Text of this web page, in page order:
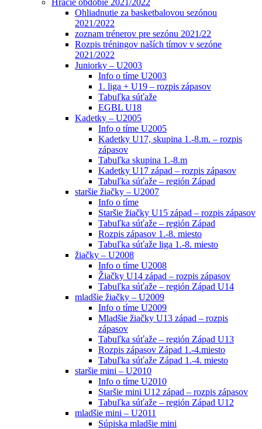
Ohliadnutie za basketbalovou sezónou
2021/2022
zoznam trénerov pre sezónu 2021/22
Rozpis tréningov naších tímov v sezóne
2021/2022
Juniorky – U2003
Info o tíme U2003
1. liga + U19 – rozpis zápasov
Tabuľka súťaže
EGBL U18
Kadetky – U2005
Info o tíme U2005
Kadetky U17, skupina 1.-8.m. – rozpis
zápasov
Tabuľka skupina 1.-8.m
Kadetky U17 západ – rozpis zápasov
Tabuľka súťaže – región Západ
staršie žiačky – U2007
Info o tíme
Staršie žiačky U15 západ – rozpis zápasov
Tabuľka súťaže – región Západ
Rozpis zápasov 1.-8. miesto
Tabuľka súťaže liga 1.-8. miesto
žiačky – U2008
Info o tíme U2008
Žiačky U14 západ – rozpis zápasov
Tabuľka súťaže – región Západ U14
mladšie žiačky – U2009
Info o tíme U2009
Mladšie žiačky U13 západ – rozpis
zápasov
Tabuľka súťaže – región Západ U13
Rozpis zápasov Západ 1.-4.miesto
Tabuľka súťaže Západ 1.-4. miesto
staršie mini – U2010
Info o tíme U2010
Staršie mini U12 západ – rozpis zápasov
Tabuľka súťaže – región Západ U12
mladšie mini – U2011
Súpiska mladšie mini